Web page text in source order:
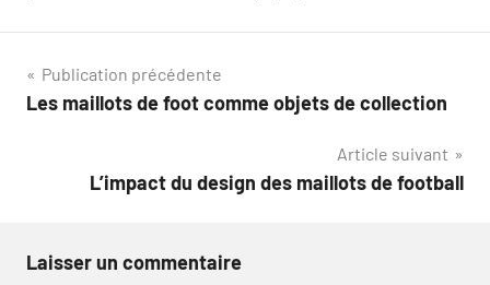
Navigation
de
Publication précédente
Les maillots de foot comme objets de collection
Article suivant
L’impact du design des maillots de football
Laisser un commentaire